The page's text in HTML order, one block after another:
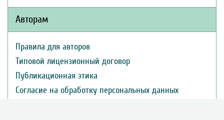
Авторам
Правила для авторов
Типовой лицензионный договор
Публикационная этика
Согласие на обработку персональных данных